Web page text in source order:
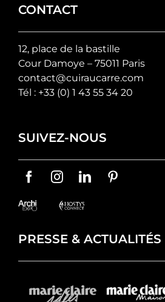
CONTACT
12, place de la bastille
Cour Damoye – 75011 Paris
contact@cuiraucarre.com
Tél : +33 (0) 1 43 55 34 20
SUIVEZ-NOUS
PRESSE & ACTUALITÉS